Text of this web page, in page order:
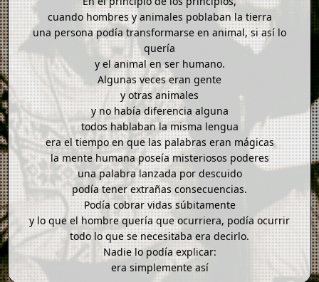
cuando hombres y animales poblaban la tierra
una persona podía transformarse en animal, si así lo
quería
y el animal en ser humano.
Algunas veces eran gente
y otras animales
y no había diferencia alguna
todos hablaban la misma lengua
era el tiempo en que las palabras eran mágicas
la mente humana poseía misteriosos poderes
una palabra lanzada por descuido
podía tener extrañas consecuencias.
Podía cobrar vidas súbitamente
y lo que el hombre quería que ocurriera, podía ocurrir
todo lo que se necesitaba era decirlo.
Nadie lo podía explicar:
era simplemente así